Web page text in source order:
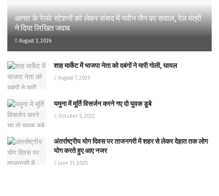
आगरा के रेलवे स्टेशनों को लेकर संसद में नवीन जैन का सवाल, रेल मंत्री
ने दिया लिखित जवाब
August 3, 2026
शाह मार्केट में भाजपा नेता को दबंगों ने मारी गोली, घायल
August 7, 2025
यमुना में मूर्ति विसर्जन करने गए दो युवक डूबे
October 5, 2022
अंतर्राष्ट्रीय योग दिवस पर ताजनगरी में शहर से लेकर देहात तक लोग
योग करते हुए आए नजर
June 21, 2025